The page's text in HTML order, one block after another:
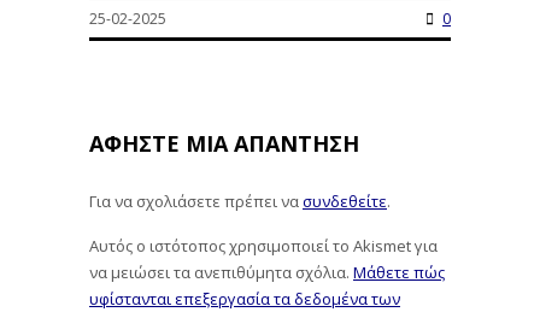
25-02-2025 0
ΑΦΉΣΤΕ ΜΙΑ ΑΠΆΝΤΗΣΗ
Για να σχολιάσετε πρέπει νασυνδεθείτε.
Αυτός ο ιστότοπος χρησιμοποιεί το Akismet για
να μειώσει τα ανεπιθύμητα σχόλια. Μάθετε πώς
υφίστανται επεξεργασία τα δεδομένα των